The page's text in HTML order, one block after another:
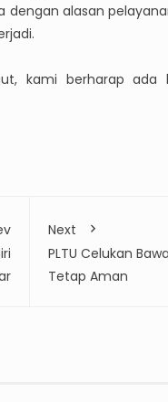
alasan
kami berharap ada
Next
PLTU Celukan
Tetap Aman